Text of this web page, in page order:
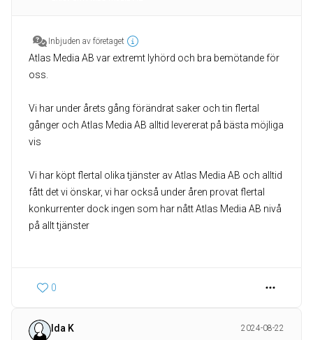
Inbjuden av företaget
Atlas Media AB var extremt lyhörd och bra bemötande för
oss.
Vi har under årets gång förändrat saker och tin flertal
gånger och Atlas Media AB alltid levererat på bästa möjliga
vis
Vi har köpt flertal olika tjänster av Atlas Media AB och alltid
fått det vi önskar, vi har också under åren provat flertal
konkurrenter dock ingen som har nått Atlas Media AB nivå
på allt tjänster
0
Ida K
2024-08-22